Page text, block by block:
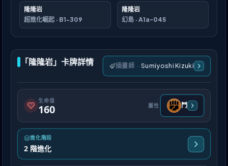
隆隆岩
超進化崛起 · B1-309
隆隆岩
幻島 · A1a-045
「隆隆岩」卡牌詳情 插畫師 · Sumiyoshi Kizuki
生命值
160 屬性 鬥
進化階段
2 階進化